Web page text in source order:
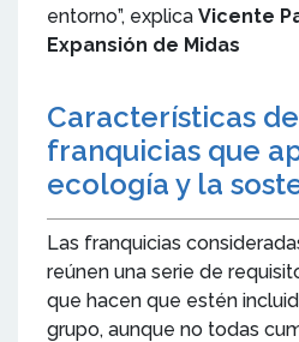
entorno”, explica Vicente
Expansión de Midas
Características
franquicias que
ecología y la
Las franquicias
reúnen una serie de
que hacen que estén
grupo, aunque no todas